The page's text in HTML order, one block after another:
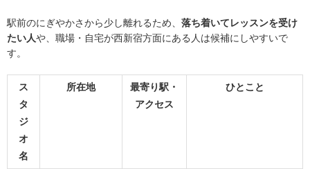
駅前のにぎやかさから少し離れるため、 落ち着いてレッスンを受け
たい人や、職場・自宅が西新宿方面にある人は候補にしやすいで
す。
ス
タ
ジ
オ
名
所在地
最寄り駅・
アクセス
ひとこと